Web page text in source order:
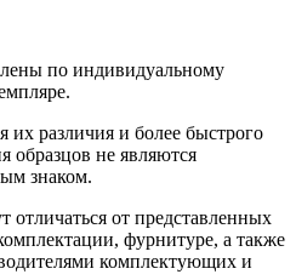
по индивидуальному
различия и более быстрого
образцов не являются
знаком.
отличаться от представленных
фурнитуре, а также
комплектующих и